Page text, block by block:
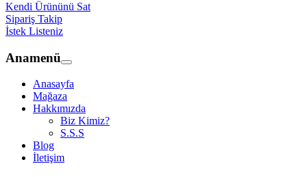
Kendi Ürününü Sat
Sipariş Takip
İstek Listeniz
Anamenü
Anasayfa
Mağaza
Hakkımızda
Biz Kimiz?
S.S.S
Blog
İletişim